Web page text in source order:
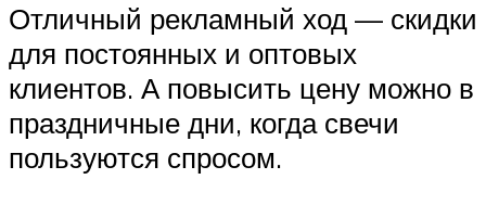
Отличный рекламный ход — скидки
для постоянных и оптовых
клиентов. А повысить цену можно в
праздничные дни, когда свечи
пользуются спросом.